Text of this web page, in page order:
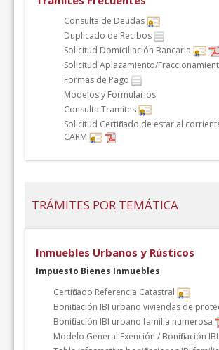
Consulta de Deudas
Duplicado de Recibos
Solicitud Domiciliación Bancaria
Solicitud Aplazamiento/
Formas de Pago
Modelos y Formularios
Consulta Tramites
Solicitud Certificado de estar al
CARM
TRÁMITES POR TEMÁTICA
Inmuebles Urbanos y Rústicos
Impuesto Bienes Inmuebles
Certificado Referencia Catastral
Bonificación IBI urbano viviendas de
Bonificación IBI urbano familia numerosa
Modelo General Exención / Bonificación